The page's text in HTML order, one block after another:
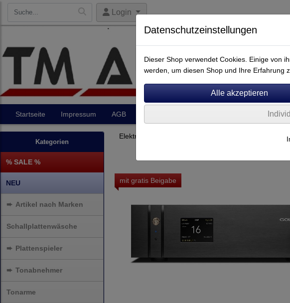
Login
Startseite Impressum AGB
Kategorien
% SALE %
NEU
➨ Artikel nach Marken
Schallplattenwäsche
➨ Plattenspieler
➨ Tonabnehmer
Tonarme
Elektronik
mit gratis Beigabe
Datenschutzeinstellungen
Dieser Shop verwendet Cookies. Einige von
werden, um diesen Shop und Ihre Erfahrung